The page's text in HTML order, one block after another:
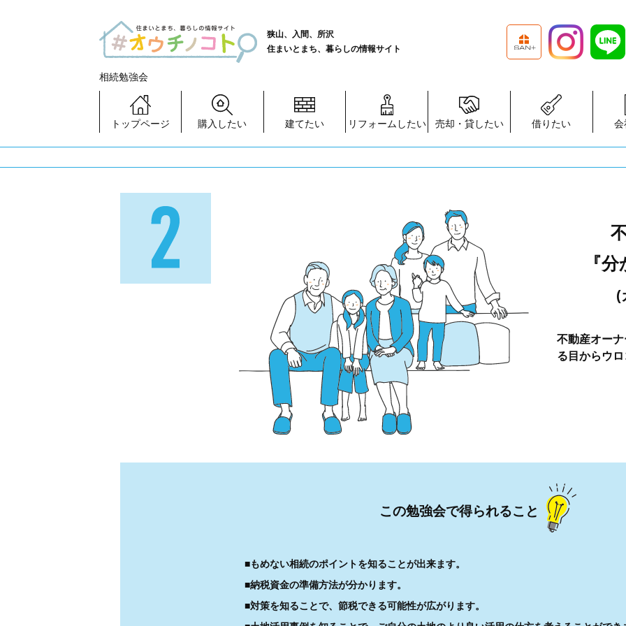
狭山、入間、所沢
住まいとまち、暮らしの情報サイト
相続勉強会
トップページ 購入したい 建てたい リフォームしたい 売却・貸したい 借りたい 会
『
(
不動産オー
る目からウ
この勉強会で得られること
■もめない相続のポイントを知ることが出来ます。
■納税資金の準備方法が分かります。
■対策を知ることで、節税できる可能性が広がります。